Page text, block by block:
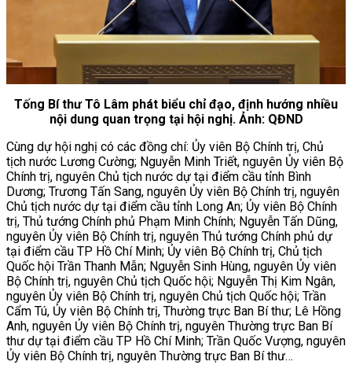
Tống Bí thư Tô Lâm phát biểu chỉ đạo, định hướng nhiều
nội dung quan trọng tại hội nghị. Ảnh: QĐND
Cùng dự hội nghị có các đồng chí: Ủy viên Bộ Chính trị, Chủ
tịch nước Lương Cường; Nguyễn Minh Triết, nguyên Ủy viên Bộ
Chính trị, nguyên Chủ tịch nước dự tại điểm cầu tỉnh Bình
Dương; Trương Tấn Sang, nguyên Ủy viên Bộ Chính trị, nguyên
Chủ tịch nước dự tại điểm cầu tỉnh Long An; Ủy viên Bộ Chính
trị, Thủ tướng Chính phủ Phạm Minh Chính; Nguyễn Tấn Dũng,
nguyên Ủy viên Bộ Chính trị, nguyên Thủ tướng Chính phủ dự
tại điểm cầu TP Hồ Chí Minh; Ủy viên Bộ Chính trị, Chủ tịch
Quốc hội Trần Thanh Mẫn; Nguyễn Sinh Hùng, nguyên Ủy viên
Bộ Chính trị, nguyên Chủ tịch Quốc hội; Nguyễn Thị Kim Ngân,
nguyên Ủy viên Bộ Chính trị, nguyên Chủ tịch Quốc hội; Trần
Cẩm Tú, Ủy viên Bộ Chính trị, Thường trực Ban Bí thư; Lê Hồng
Anh, nguyên Ủy viên Bộ Chính trị, nguyên Thường trực Ban Bí
thư dự tại điểm cầu TP Hồ Chí Minh; Trần Quốc Vượng, nguyên
Ủy viên Bộ Chính trị, nguyên Thường trực Ban Bí thư…